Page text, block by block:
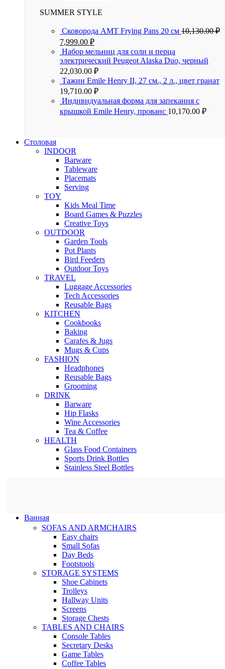
SUMMER STYLE
Сковорода AMT Frying Pans 20 см 10,130.00₽
7,999.00 ₽
Набор мельниц для соли и перца
электрический Peugeot Alaska Duo, черный
22,030.00 ₽
Тажин Emile Henry II, 27 см., 2 л., цвет гранат
19,710.00 ₽
Индивидуальная форма для запекания с
крышкой Emile Henry, прованс 10,170.00 ₽
Столовая
INDOOR
Barware
Tableware
Placemats
Serving
TOY
Kids Meal Time
Board Games & Puzzles
Creative Toys
OUTDOOR
Garden Tools
Pot Plants
Bird Feeders
Outdoor Toys
TRAVEL
Luggage Accessories
Tech Accessories
Reusable Bags
KITCHEN
Cookbooks
Baking
Carafes & Jugs
Mugs & Cups
FASHION
Headphones
Reusable Bags
Grooming
DRINK
Barware
Hip Flasks
Wine Accessories
Tea & Coffee
HEALTH
Glass Food Containers
Sports Drink Bottles
Stainless Steel Bottles
Ванная
SOFAS AND ARMCHAIRS
Easy chairs
Small Sofas
Day Beds
Footstools
STORAGE SYSTEMS
Shoe Cabinets
Trolleys
Hallway Units
Screens
Storage Chests
TABLES AND CHAIRS
Console Tables
Secretary Desks
Game Tables
Coffee Tables